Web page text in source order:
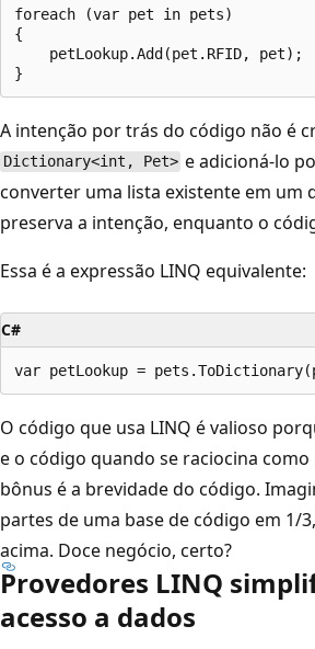
foreach (var pet in pets)
{
    petLookup.Add(pet.RFID, pet);
A intenção por trás do código não é
Dictionary<int, Pet> e adicioná-lo
converter uma lista existente em um
preserva a intenção, enquanto o
Essa é a expressão LINQ equivalente:
C#
O código que usa LINQ é valioso
e o código quando se raciocina
bônus é a brevidade do código.
partes de uma base de código em 1/
acima. Doce negócio, certo?
Provedores LINQ
acesso a dados